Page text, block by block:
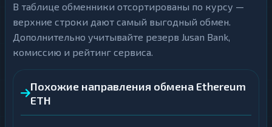
В таблице обменники отсортированы по курсу —
верхние строки дают самый выгодный обмен.
Дополнительно учитывайте резерв Jusan Bank,
комиссию и рейтинг сервиса.
Похожие направления обмена Ethereum
ETH